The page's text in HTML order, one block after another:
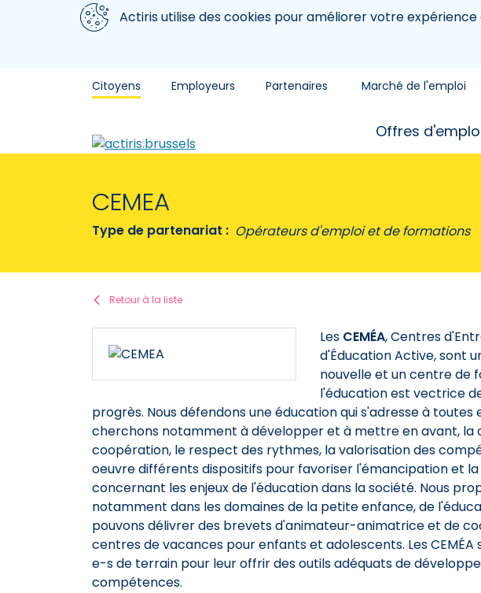
Aller au contenu principal
Nous utilisons des cookiesActiris utilise des cookies pour améliorer votre expérience
Citoyens Employeurs Partenaires Marché de l'emploi
Offres
CEMEA
Type de partenariat : Opérateurs d'emploi et de formations
Retour à la liste
Les CEMÉA, Centres
d'Éducation Active, sont
nouvelle et un centre de
l'éducation est vectrice
progrès. Nous défendons une éducation qui s'adresse à toutes
cherchons notamment à développer et à mettre en avant,
coopération, le respect des rythmes, la valorisation des
oeuvre différents dispositifs pour favoriser l'émancipation et
concernant les enjeux de l'éducation dans la société. Nous
notamment dans les domaines de la petite enfance, de
pouvons délivrer des brevets d'animateur-animatrice et de
centres de vacances pour enfants et adolescents. Les
e-s de terrain pour leur offrir des outils adéquats de
compétences.